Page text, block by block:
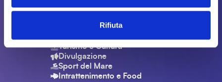
Rifiuta
Blue Economy ed Expo
Turismo e Cultura
Divulgazione
Sport del Mare
Intrattenimento e Food